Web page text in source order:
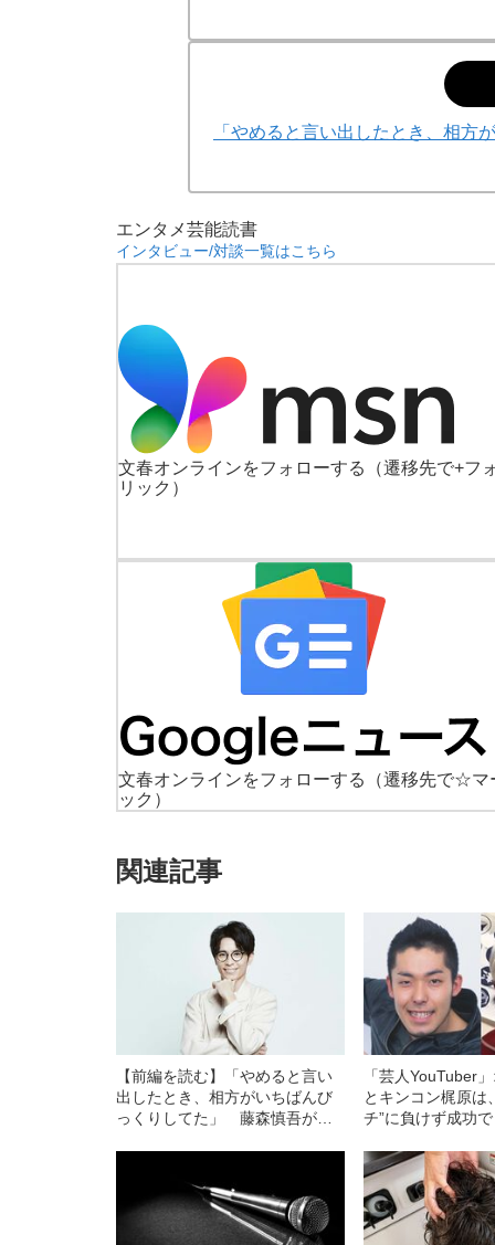
「やめると言い出したとき、相
エンタメ芸能読書
インタビュー/対談一覧はこちら
文春オンラインをフォローする
（遷移先で+フ
リック）
文春オンラインをフォローする
（遷移先で☆マ
ック）
関連記事
【前編を読む】「やめると言い
出したとき、相方がいちばんび
っくりしてた」 藤森慎吾が語
「芸人YouTuber
とキンコン梶原は
チ”に負けず成功